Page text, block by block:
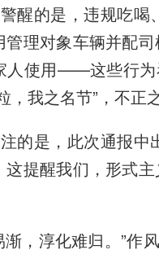
醒的是，违规吃
管理对象车辆并配
人使用——这些行为
，我之名节”，不正
的是，此次通报
这提醒我们，形式
渐，淳化难归。”作